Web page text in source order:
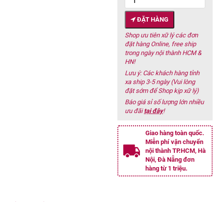
ĐẶT HÀNG
Shop ưu tiên xữ lý các đơn
đặt hàng Online, free ship
trong ngày nội thành HCM &
HN!
Lưu ý: Các khách hàng tỉnh
xa ship 3-5 ngày (Vui lòng
đặt sớm để Shop kịp xữ lý)
Báo giá sỉ số lượng lớn nhiều
ưu đãitại đây!
Giao hàng toàn quốc.
Miễn phí vận chuyển
nội thành TP.HCM, Hà
Nội, Đà Nẵng đơn
hàng từ 1 triệu.